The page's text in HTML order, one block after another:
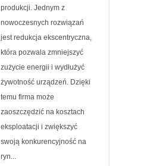
produkcji. Jednym z
nowoczesnych rozwiązań
jest redukcja ekscentryczna,
która pozwala zmniejszyć
zużycie energii i wydłużyć
żywotność urządzeń. Dzięki
temu firma może
zaoszczędzić na kosztach
eksploatacji i zwiększyć
swoją konkurencyjność na
ryn...